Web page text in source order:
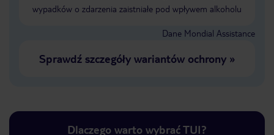
wypadków o zdarzenia zaistniałe pod wpływem alkoholu
Dane Mondial Assistance
Sprawdź szczegóły wariantów ochrony»
Dlaczego warto wybrać TUI?